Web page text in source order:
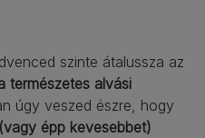
szinte átalussza az
természetes alvási
úgy veszed észre, hogy
épp kevesebbet)